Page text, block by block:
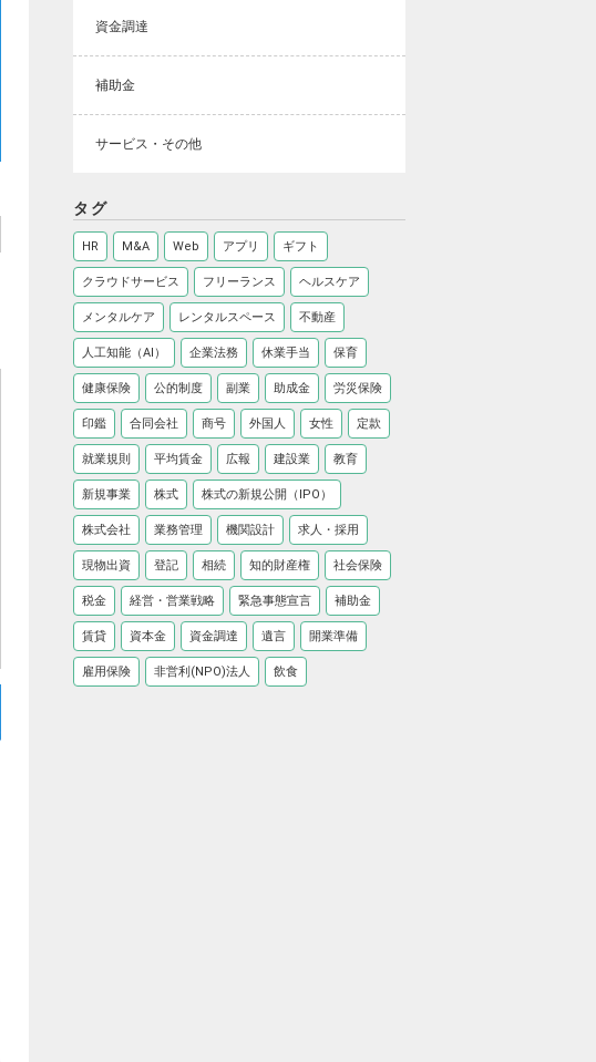
資金調達
補助金
サービス・その他
タグ
HR M&A Web アプリ ギフト
クラウドサービス フリーランス ヘルスケア
メンタルケア レンタルスペース 不動産
人工知能（AI） 企業法務 休業手当 保育
健康保険 公的制度 副業 助成金 労災保険
印鑑 合同会社 商号 外国人 女性 定款
就業規則 平均賃金 広報 建設業 教育
新規事業 株式 株式の新規公開（IPO）
株式会社 業務管理 機関設計 求人・採用
現物出資 登記 相続 知的財産権 社会保険
税金 経営・営業戦略 緊急事態宣言 補助金
賃貸 資本金 資金調達 遺言 開業準備
雇用保険 非営利(NPO)法人 飲食